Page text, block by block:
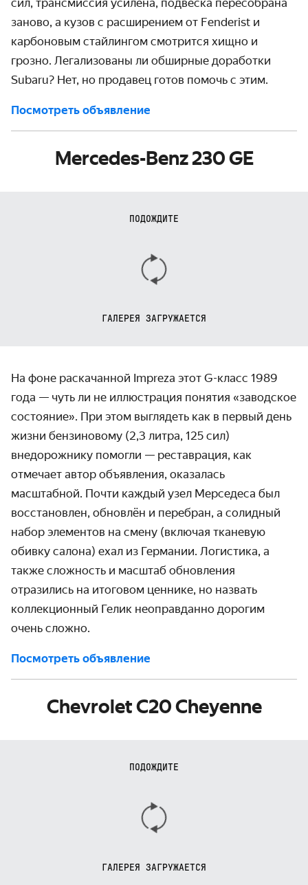
сил, трансмиссия усилена, подвеска пересобрана
заново, а кузов с расширением от Fenderist и
карбоновым стайлингом смотрится хищно и
грозно. Легализованы ли обширные доработки
Subaru? Нет, но продавец готов помочь с этим.
Посмотреть объявление
Mercedes-Benz 230 GE
ПОДОЖДИТЕ
ГАЛЕРЕЯ ЗАГРУЖАЕТСЯ
На фоне раскачанной Impreza этот G-класс 1989
года — чуть ли не иллюстрация понятия «заводское
состояние». При этом выглядеть как в первый день
жизни бензиновому (2,3 литра, 125 сил)
внедорожнику помогли — реставрация, как
отмечает автор объявления, оказалась
масштабной. Почти каждый узел Мерседеса был
восстановлен, обновлён и перебран, а солидный
набор элементов на смену (включая тканевую
обивку салона) ехал из Германии. Логистика, а
также сложность и масштаб обновления
отразились на итоговом ценнике, но назвать
коллекционный Гелик неоправданно дорогим
очень сложно.
Посмотреть объявление
Chevrolet C20 Cheyenne
ПОДОЖДИТЕ
ГАЛЕРЕЯ ЗАГРУЖАЕТСЯ